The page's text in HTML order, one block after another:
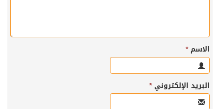
الاسم*
البريد الإلكتروني*